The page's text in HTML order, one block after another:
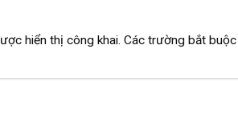
hiển thị công khai. Các trường bắt